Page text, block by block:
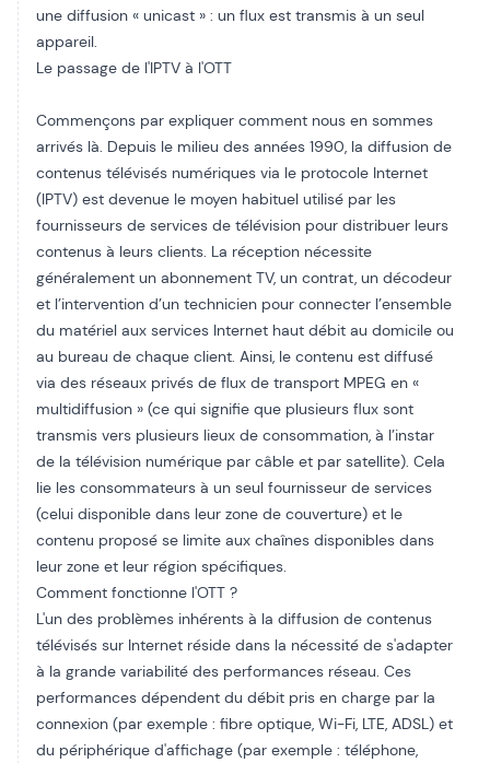
une diffusion « unicast » : un flux est transmis à un seul
appareil.
Le passage de l'IPTV à l'OTT
Commençons par expliquer comment nous en sommes
arrivés là. Depuis le milieu des années 1990, la diffusion de
contenus télévisés numériques via le protocole Internet
(IPTV) est devenue le moyen habituel utilisé par les
fournisseurs de services de télévision pour distribuer leurs
contenus à leurs clients. La réception nécessite
généralement un abonnement TV, un contrat, un décodeur
et l’intervention d’un technicien pour connecter l’ensemble
du matériel aux services Internet haut débit au domicile ou
au bureau de chaque client. Ainsi, le contenu est diffusé
via des réseaux privés de flux de transport MPEG en «
multidiffusion » (ce qui signifie que plusieurs flux sont
transmis vers plusieurs lieux de consommation, à l’instar
de la télévision numérique par câble et par satellite). Cela
lie les consommateurs à un seul fournisseur de services
(celui disponible dans leur zone de couverture) et le
contenu proposé se limite aux chaînes disponibles dans
leur zone et leur région spécifiques.
Comment fonctionne l'OTT ?
L'un des problèmes inhérents à la diffusion de contenus
télévisés sur Internet réside dans la nécessité de s'adapter
à la grande variabilité des performances réseau. Ces
performances dépendent du débit pris en charge par la
connexion (par exemple : fibre optique, Wi-Fi, LTE, ADSL) et
du périphérique d'affichage (par exemple : téléphone,